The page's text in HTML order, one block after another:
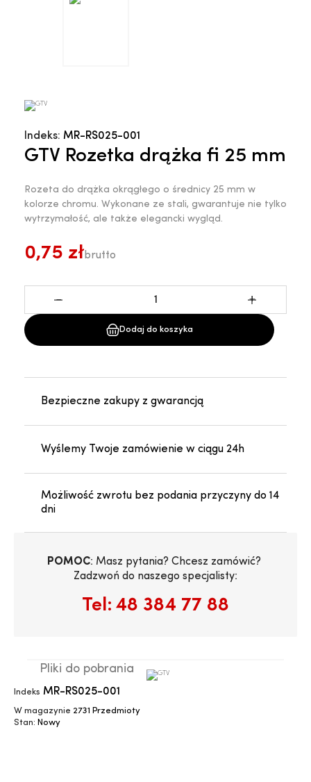
Indeks: MR-RS025-001
GTV Rozetka drążka fi 25 mm
Rozeta do drążka okrągłego o średnicy 25 mm w
kolorze chromu. Wykonane ze stali, gwarantuje nie tylko
wytrzymałość, ale także elegancki wygląd.
0,75 złbrutto
- +
Dodaj do koszyka
Bezpieczne zakupy z gwarancją
Wyślemy Twoje zamówienie w ciągu 24h
Możliwość zwrotu bez podania przyczyny do 14
dni
POMOC: Masz pytania? Chcesz zamówić?
Zadzwoń do naszego specjalisty:
Tel: 48 384 77 88
Pliki do pobrania
Indeks MR-RS025-001
W magazynie 2731 Przedmioty
Stan: Nowy